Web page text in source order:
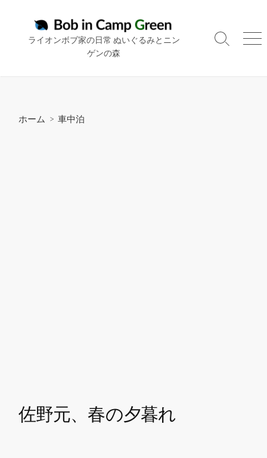
ライオンボブ家の日常 ぬいぐるみとニン
ゲンの森
検
メ
ホーム > 車中泊
佐野元、春の夕暮れ